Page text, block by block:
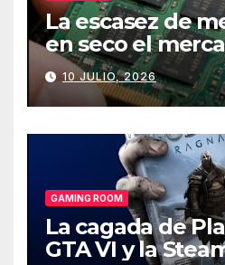
La escasez de
en seco el
de PCs
10 JULIO, 2026
GAMING ROOM
La cagada de
GTA VI y la